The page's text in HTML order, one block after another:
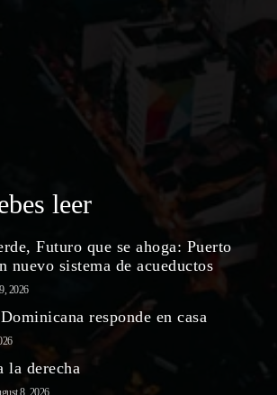
leer
Futuro que se ahoga: Puerto
nuevo sistema de acueductos
2026
responde en casa
la derecha
8, 2026